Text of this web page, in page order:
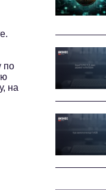
по
на